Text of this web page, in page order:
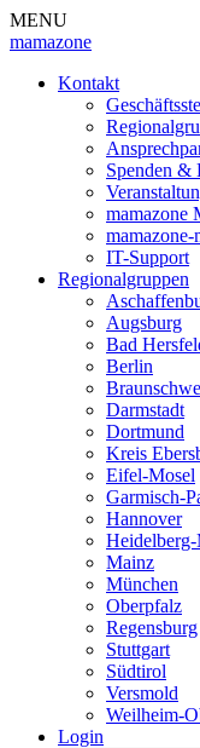
MENU
mamazone
Kontakt
Spenden &
mamazone
mamazone-
IT-Support
Regionalgruppen
Augsburg
Bad
Berlin
Darmstadt
Dortmund
Kreis
Eifel-Mosel
Garmisch-
Hannover
Mainz
München
Oberpfalz
Regensburg
Stuttgart
Südtirol
Versmold
Weilheim-
Login